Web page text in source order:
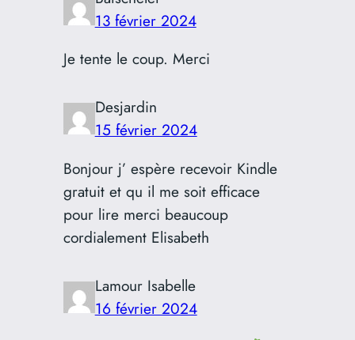
13 février 2024
Je tente le coup. Merci
Desjardin
15 février 2024
Bonjour j’ espère recevoir Kindle
gratuit et qu il me soit efficace
pour lire merci beaucoup
cordialement Elisabeth
Lamour Isabelle
16 février 2024